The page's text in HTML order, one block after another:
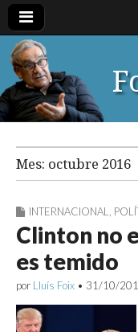
Mes: octubre 2016
INTERNACIONAL
Clinton no
es temido
por Lluís Foix • 31/10/